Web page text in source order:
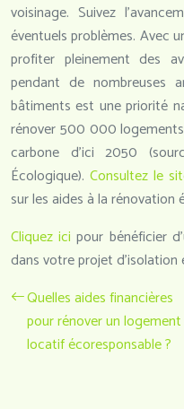
voisinage. Suivez
éventuels problèmes. Avec
profiter pleinement des
pendant de nombreuses
bâtiments est une priorité
rénover 500 000
carbone d’ici 2050
Écologique). Consultez le
sur les aides à la rénovation
Cliquez icipour bénéficier
dans votre projet d’isolation
Quelles aides financières
pour rénover un logement
locatif écoresponsable ?